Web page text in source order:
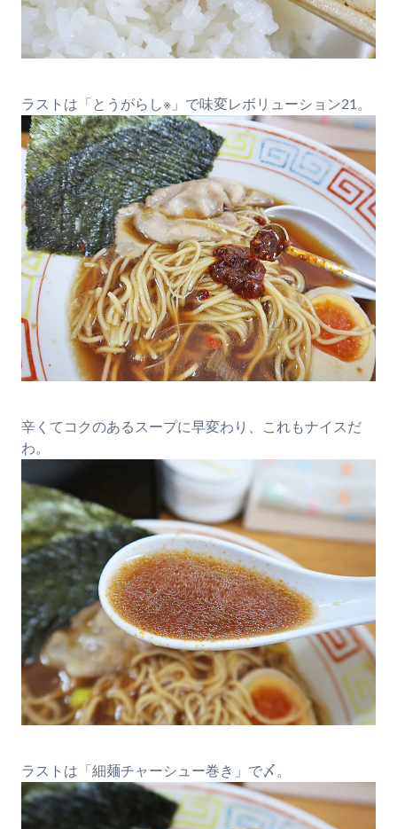
ラストは「とうがらし※」で味変レボリューション21。
辛くてコクのあるスープに早変わり、これもナイスだ
わ。
ラストは「細麺チャーシュー巻き」で〆。